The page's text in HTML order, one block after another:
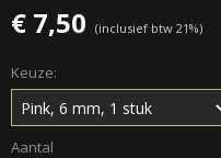
€ 7,50 (inclusief btw 21%)
Keuze:
Aantal